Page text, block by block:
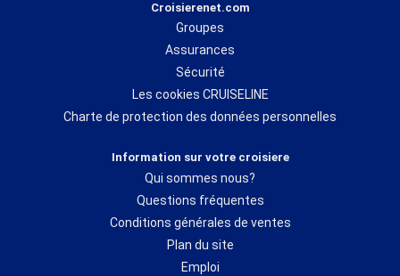
Croisierenet.com
Groupes
Assurances
Sécurité
Les cookies CRUISELINE
Charte de protection des données personnelles
Information sur votre croisiere
Qui sommes nous?
Questions fréquentes
Conditions générales de ventes
Plan du site
Emploi